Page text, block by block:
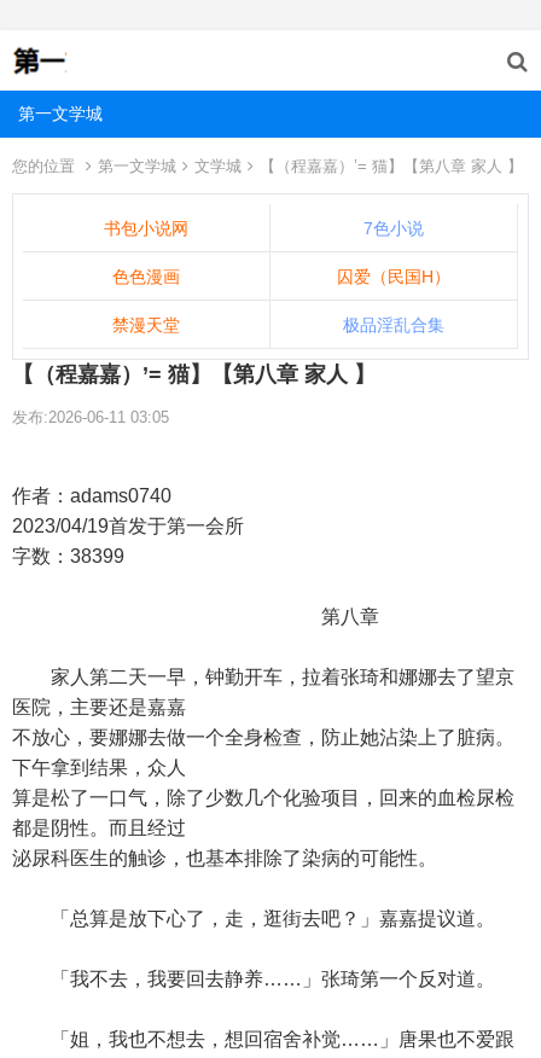
第一文学城
您的位置 第一文学城 文学城 【（程嘉嘉）’= 猫】【第八章 家人 】
书包小说网 7色小说
色色漫画 囚爱（民国H）
禁漫天堂 极品淫乱合集
【（程嘉嘉）’= 猫】【第八章 家人 】
发布:2026-06-11 03:05
作者：adams0740
2023/04/19首发于第一会所
字数：38399
第八章
家人第二天一早，钟勤开车，拉着张琦和娜娜去了望京
医院，主要还是嘉嘉
不放心，要娜娜去做一个全身检查，防止她沾染上了脏病。
下午拿到结果，众人
算是松了一口气，除了少数几个化验项目，回来的血检尿检
都是阴性。而且经过
泌尿科医生的触诊，也基本排除了染病的可能性。
「总算是放下心了，走，逛街去吧？」嘉嘉提议道。
「我不去，我要回去静养……」张琦第一个反对道。
「姐，我也不想去，想回宿舍补觉……」唐果也不爱跟